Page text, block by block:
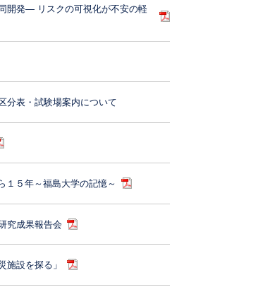
開発― リスクの可視化が不安の軽
分表・試験場案内について
１５年～福島大学の記憶～
究成果報告会
設を探る」